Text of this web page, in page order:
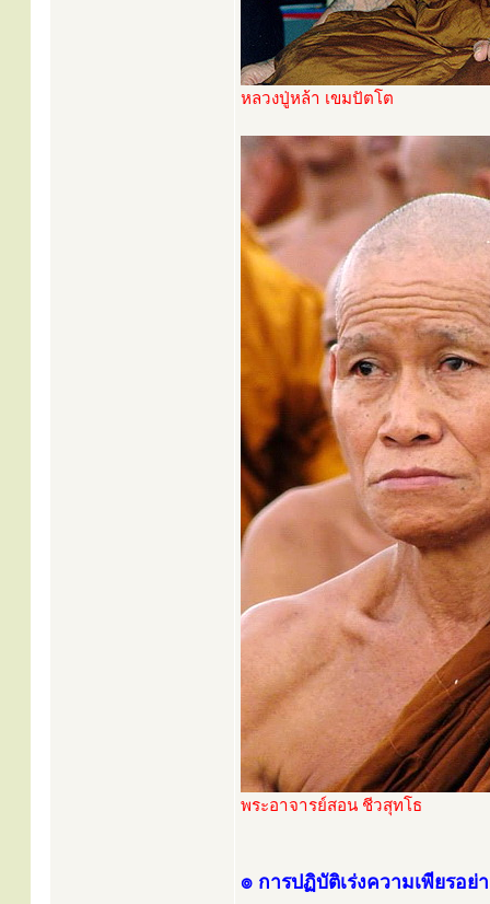
หลวงปู่หล้า เขมปัตโต
พระอาจารย์สอน ชีวสุทโธ
๏ การปฏิบัติเร่งความเพียรอย่